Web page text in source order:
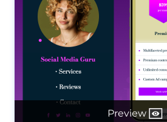
Preview